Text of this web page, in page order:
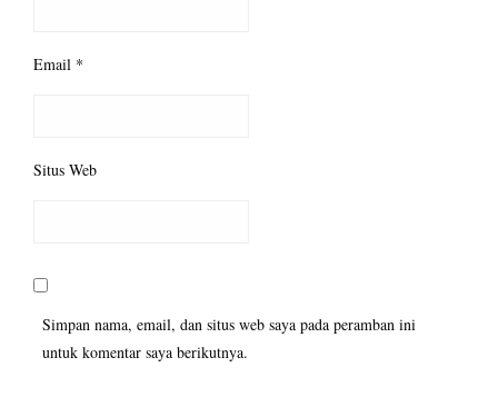
Email *
Situs Web
Simpan nama, email, dan situs web saya pada peramban ini
untuk komentar saya berikutnya.